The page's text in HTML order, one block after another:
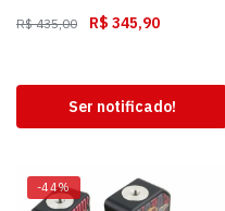
R$435,00 R$ 345,90
Ser notificado!
-44%